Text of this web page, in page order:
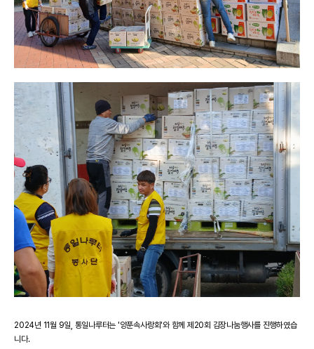
2024년 11월 9일, 통일나루터는 '양푼속사랑회'와 함께 제20회 김장나눔행사를 진행하였습
니다.